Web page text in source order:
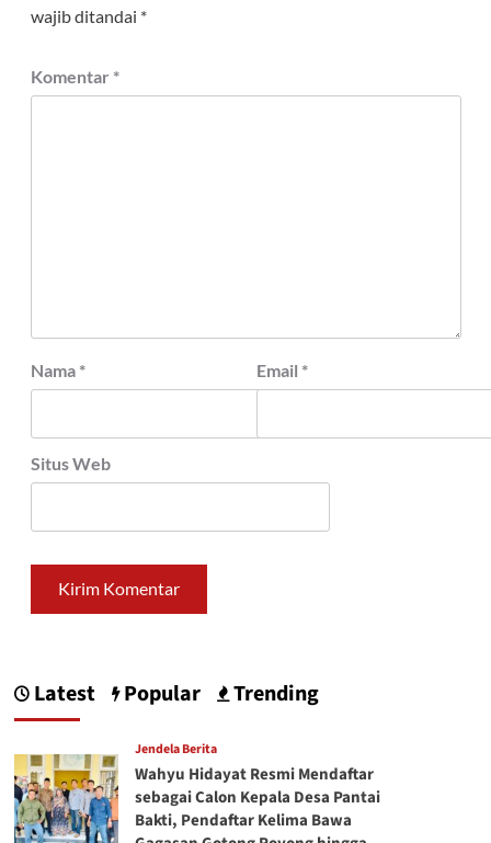
wajib ditandai *
Komentar *
Nama * Email *
Situs Web
Latest Popular Trending
Jendela Berita
Wahyu Hidayat Resmi Mendaftar
sebagai Calon Kepala Desa Pantai
Bakti, Pendaftar Kelima Bawa